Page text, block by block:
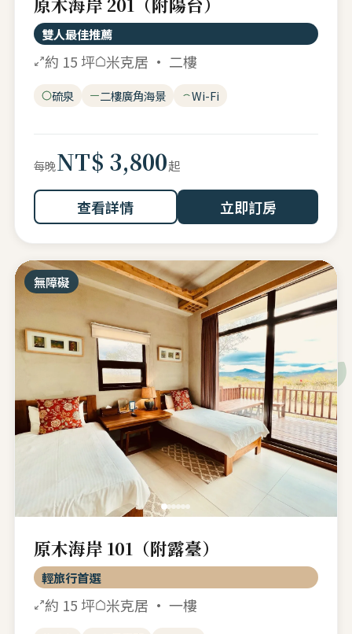
雙人最佳推薦
約 15 坪 米克居 · 二樓
硫泉 二樓廣角海景 Wi-Fi
每晚NT$ 3,800起
查看詳情 立即訂房
無障礙
原木海岸 101（附露臺）
輕旅行首選
約 15 坪 米克居 · 一樓